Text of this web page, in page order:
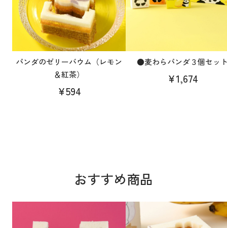
パンダのゼリーバウム（レモン
＆紅茶）
¥594
●麦わらパンダ３個セッ
¥1,674
おすすめ商品